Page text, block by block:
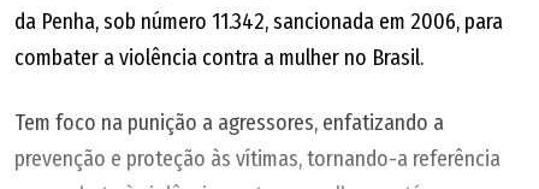
O PSDB realizou convenção na quarta-feira (5), mas
de definir a vice, as duas vagas ao Senado ainda serão
oficializadas na aliança com DC e PRTB, além da
da Penha, sob número 11.342, sancionada em 2006, para
combater a violência contra a mulher no Brasil.
Tem foco na punição a agressores, enfatizando a
prevenção e proteção às vítimas, tornando-a referência